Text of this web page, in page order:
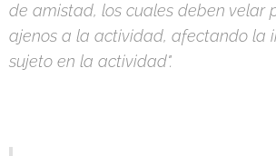
de amistad, los cuales deben velar
ajenos a la actividad, afectando la
sujeto en la actividad".